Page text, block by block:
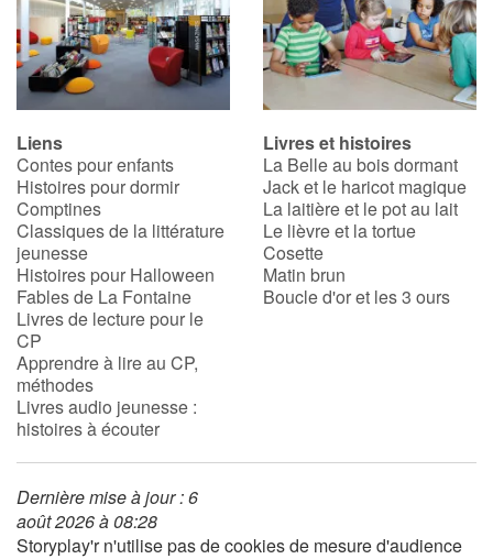
Liens
Contes pour enfants
Histoires pour dormir
Comptines
Classiques de la littérature
jeunesse
Histoires pour Halloween
Fables de La Fontaine
Livres de lecture pour le
CP
Apprendre à lire au CP,
méthodes
Livres audio jeunesse :
histoires à écouter
Livres et histoires
La Belle au bois dormant
Jack et le haricot magique
La laitière et le pot au lait
Le lièvre et la tortue
Cosette
Matin brun
Boucle d'or et les 3 ours
Dernière mise à jour : 6
août 2026 à 08:28
Storyplay'r n'utilise pas de cookies de mesure d'audience